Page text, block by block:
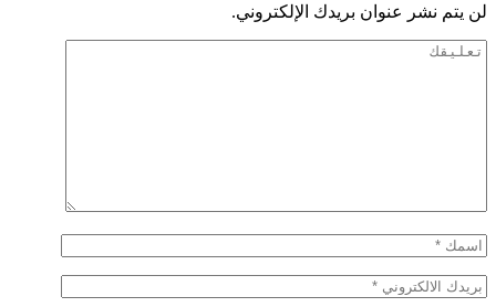
لن يتم نشر عنوان بريدك الإلكتروني.